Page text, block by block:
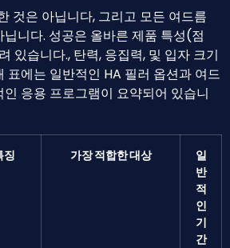
것은 아닙니다, 그리고 모든 여드름
니다. 성공은 올바른 제품 특성(점
있습니다., 탄력, 응집력, 및 입자 크기
표에는 일반적인 HA 필러 옵션과 여드
응용 프로그램이 요약되어 있습니
징 가장 적합한 대상
일
반
적
인
기
간